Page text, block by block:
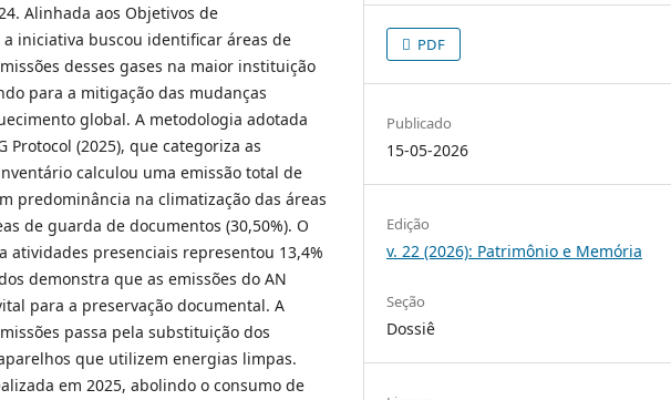
Alinhada aos Objetivos de
iniciativa buscou identificar áreas de
desses gases na maior instituição
para a mitigação das mudanças
global. A metodologia adotada
(2025), que categoriza as
calculou uma emissão total de
predominância na climatização das áreas
de guarda de documentos (30,50%). O
atividades presenciais representou 13,4%
demonstra que as emissões do AN
para a preservação documental. A
passa pela substituição dos
que utilizem energias limpas.
em 2025, abolindo o consumo de
PDF
Publicado
15-05-2026
Edição
v. 22 (2026): Patrimônio e Memória
Seção
Dossiê